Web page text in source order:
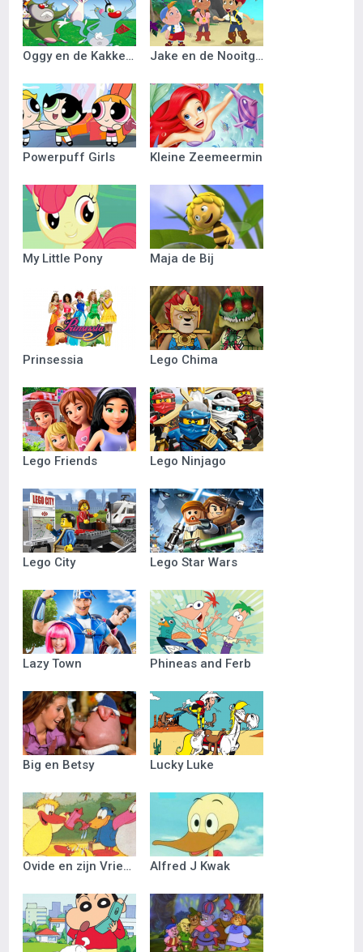
Oggy en de Kakkerlakken Jake en de Nooitgedacht Piraten
Powerpuff Girls Kleine Zeemeermin
My Little Pony Maja de Bij
Prinsessia Lego Chima
Lego Friends Lego Ninjago
Lego City Lego Star Wars
Lazy Town Phineas and Ferb
Big en Betsy Lucky Luke
Ovide en zijn Vriendjes Alfred J Kwak